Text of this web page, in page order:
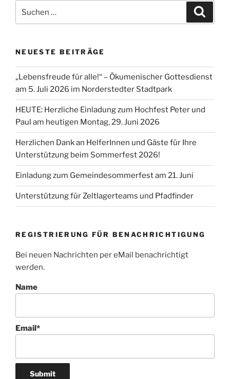
nach:
NEUESTE BEITRÄGE
„Lebensfreude für alle!“ – Ökumenischer Gottesdienst
am 5. Juli 2026 im Norderstedter Stadtpark
HEUTE: Herzliche Einladung zum Hochfest Peter und
Paul am heutigen Montag, 29. Juni 2026
Herzlichen Dank an HelferInnen und Gäste für Ihre
Unterstützung beim Sommerfest 2026!
Einladung zum Gemeindesommerfest am 21. Juni
Unterstützung für Zeltlagerteams und Pfadfinder
REGISTRIERUNG FÜR BENACHRICHTIGUNG
Bei neuen Nachrichten per eMail benachrichtigt
werden.
Name
Email*